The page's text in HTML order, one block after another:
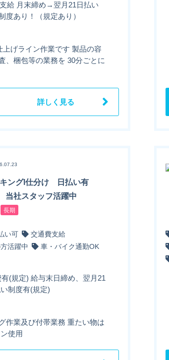
給 月末締め→翌月21日払い
度あり！（規定あり）
げライン作業です 製品の容
、梱包等の業務を 30分ごとに
詳しく見る
キングl仕分け 日払い有
社スタッフ活躍中
長期
い可
交通費支給
活躍中
車・バイク通勤OK
(規定) 給与末日締め、翌月21
制度有(規定)
作業及び付帯業務 重たい物は
使用